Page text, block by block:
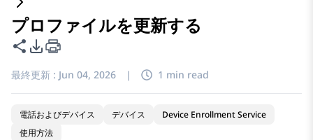
プロファイルを更新する
このページを共有
PDFエクスポートオプション
最終更新 : Jun 04, 2026 | 1 min read
電話およびデバイス デバイス
Device Enrollment Service
使用方法